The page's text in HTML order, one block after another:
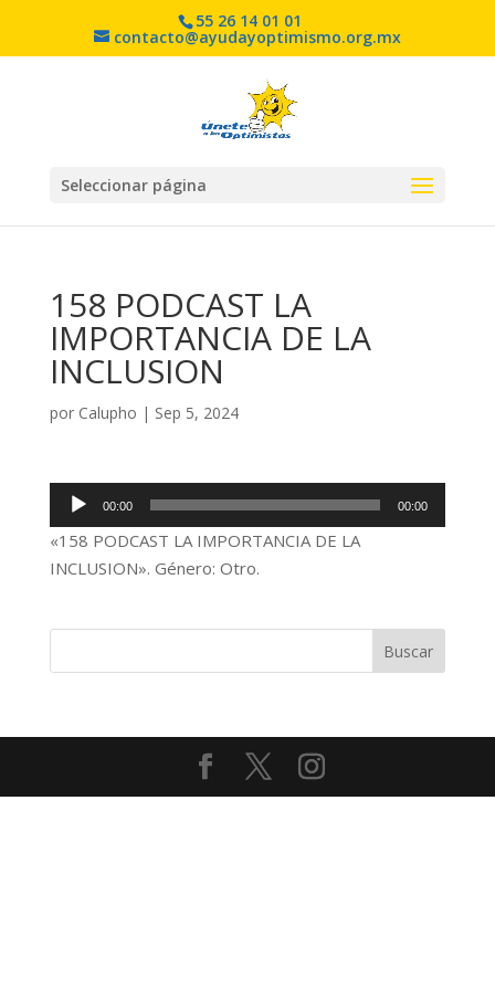
55 26 14 01 01
contacto@ayudayoptimismo.org.mx
Seleccionar página
158 PODCAST LA
IMPORTANCIA DE LA
INCLUSION
por Calupho | Sep 5, 2024
Reproductor
de
audio
00:00 00:00
«158 PODCAST LA IMPORTANCIA DE LA
INCLUSION». Género: Otro.